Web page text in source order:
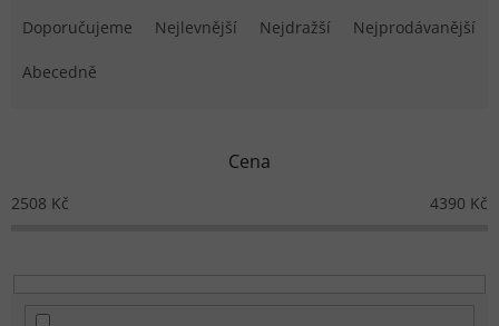
Doporučujeme Nejlevnější Nejdražší Nejprodávanější
Abecedně
Cena
2508 Kč 4390 Kč